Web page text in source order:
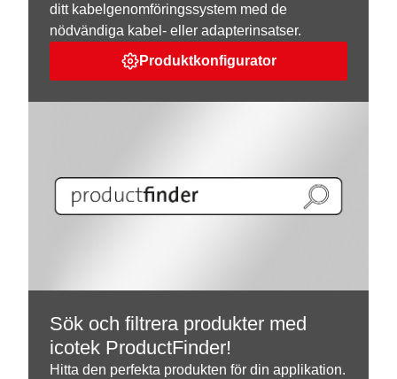
ditt kabelgenomföringssystem med de
nödvändiga kabel- eller adapterinsatser.
Produktkonfigurator
Sök och filtrera produkter med
icotek ProductFinder!
Hitta den perfekta produkten för din applikation.